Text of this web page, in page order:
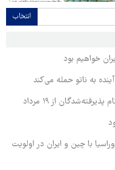
انتخاب
خواهیم بود
به ناتو حمله می‌کند
از ۱۹ مرداد
با چین و ایران در اولویت